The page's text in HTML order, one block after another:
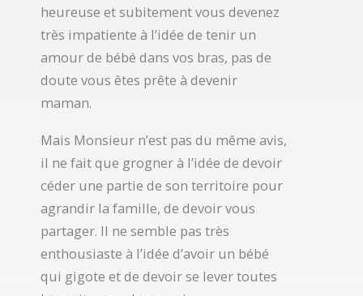
heureuse et subitement vous devenez
très impatiente à l’idée de tenir un
amour de bébé dans vos bras, pas de
doute vous êtes prête à devenir
maman.
Mais Monsieur n’est pas du même avis,
il ne fait que grogner à l’idée de devoir
céder une partie de son territoire pour
agrandir la famille, de devoir vous
partager. Il ne semble pas très
enthousiaste à l’idée d’avoir un bébé
qui gigote et de devoir se lever toutes